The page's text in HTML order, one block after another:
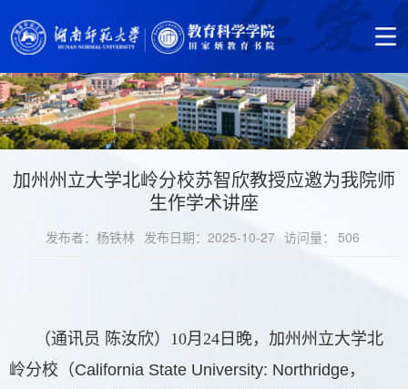
加州州立大学北岭分校苏智欣教授应邀为我院师
生作学术讲座
发布者：杨铁林 发布日期：2025-10-27 访问量： 506
（通讯员 陈汝欣）10月24日晚，加州州立大学北
岭分校（California State University: Northridge，